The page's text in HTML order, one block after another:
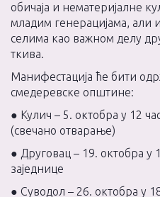
обичаја и нематеријалне
младим генерацијама, али
селима као важном делу
ткива.
Манифестација ће бити
смедеревске општине:
● Кулич – 5. октобра у 12
(свечано отварање)
● Друговац – 19. октобра у
заједнице
● Суводол – 26. октобра у